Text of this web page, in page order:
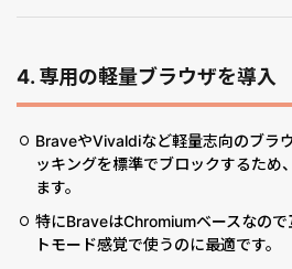
4. 専用の軽量ブラウザを導入
BraveやVivaldiなど軽量志向のブラ
ッキングを標準でブロックするため
ます。
特にBraveはChromiumベースなの
トモード感覚で使うのに最適です。